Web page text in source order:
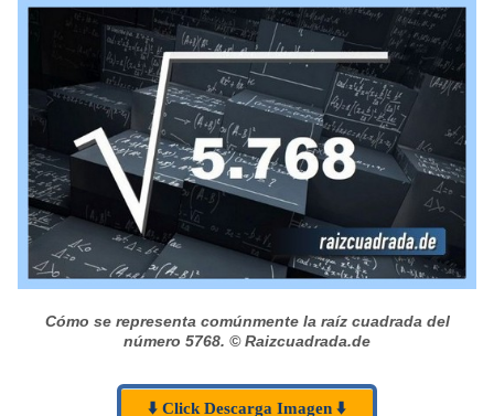
Cómo se representa comúnmente la raíz cuadrada del
número 5768. © Raizcuadrada.de
⬇️ Click Descarga Imagen ⬇️